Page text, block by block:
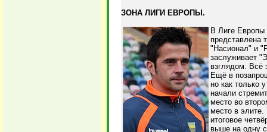
ЗОНА ЛИГИ ЕВРОПЫ.
В Лиге Европы
представлена
"Насионал" и
заслуживает
взглядом. Всё
Ещё в
но как только
начали
место во
место в элите.
итоговое
выше на одну